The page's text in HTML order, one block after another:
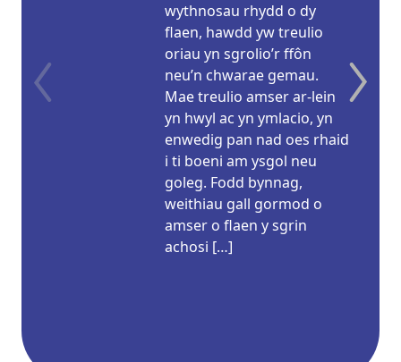
wythnosau rhydd o dy
flaen, hawdd yw treulio
oriau yn sgrolio’r ffôn
neu’n chwarae gemau.
Mae treulio amser ar-lein
yn hwyl ac yn ymlacio, yn
enwedig pan nad oes rhaid
i ti boeni am ysgol neu
goleg. Fodd bynnag,
weithiau gall gormod o
amser o flaen y sgrin
achosi […]